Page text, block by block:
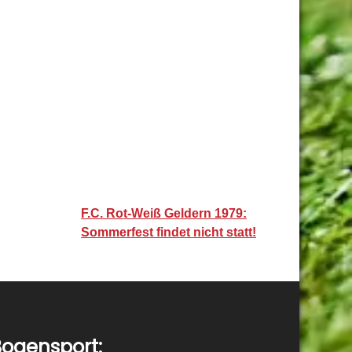
F.C. Rot-Weiß Geldern 1979:
Sommerfest findet nicht statt!